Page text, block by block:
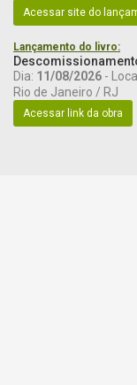
Acessar site do
Lançamento do livro:
Dia: 11/08/2026 -
Rio de Janeiro / RJ
Acessar link da obra